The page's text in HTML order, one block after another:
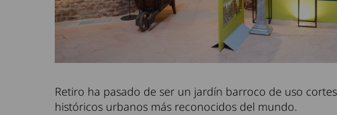
Retiro ha pasado de ser un jardín barroco de uso
históricos urbanos más reconocidos del mundo.